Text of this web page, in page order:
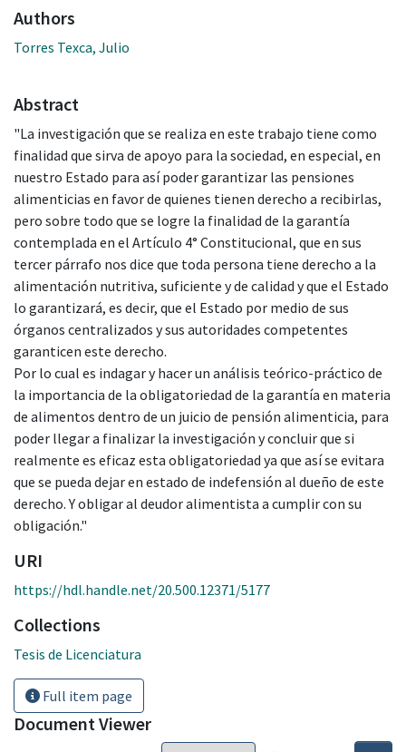
Authors
Torres Texca, Julio
Abstract
"La investigación que se realiza en este trabajo tiene como
finalidad que sirva de apoyo para la sociedad, en especial, en
nuestro Estado para así poder garantizar las pensiones
alimenticias en favor de quienes tienen derecho a recibirlas,
pero sobre todo que se logre la finalidad de la garantía
contemplada en el Artículo 4° Constitucional, que en sus
tercer párrafo nos dice que toda persona tiene derecho a la
alimentación nutritiva, suficiente y de calidad y que el Estado
lo garantizará, es decir, que el Estado por medio de sus
órganos centralizados y sus autoridades competentes
garanticen este derecho.
Por lo cual es indagar y hacer un análisis teórico-práctico de
la importancia de la obligatoriedad de la garantía en materia
de alimentos dentro de un juicio de pensión alimenticia, para
poder llegar a finalizar la investigación y concluir que si
realmente es eficaz esta obligatoriedad ya que así se evitara
que se pueda dejar en estado de indefensión al dueño de este
derecho. Y obligar al deudor alimentista a cumplir con su
obligación."
URI
https://hdl.handle.net/20.500.12371/5177
Collections
Tesis de Licenciatura
Full item page
Document Viewer